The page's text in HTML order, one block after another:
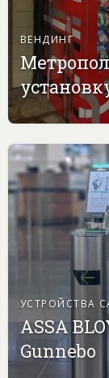
ВЕНДИНГ
УСТРОЙСТВА
ASSA
Gunnebo